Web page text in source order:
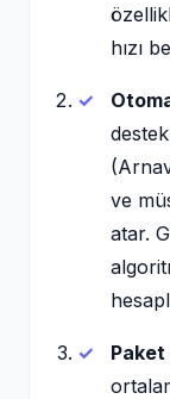
hızı
ve
atar.
Paket